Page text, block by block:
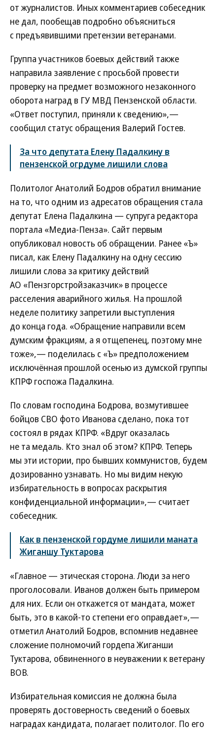
от журналистов. Иных комментариев собеседник
не дал, пообещав подробно объясниться
с предъявившими претензии ветеранами.
Группа участников боевых действий также
направила заявление с просьбой провести
проверку на предмет возможного незаконного
оборота наград в ГУ МВД Пензенской области.
«Ответ поступил, приняли к сведению»,—
сообщил статус обращения Валерий Гостев.
За что депутата Елену Падалкину в
пензенской огрдуме лишили слова
Политолог Анатолий Бодров обратил внимание
на то, что одним из адресатов обращения стала
депутат Елена Падалкина — супруга редактора
портала «Медиа-Пенза». Сайт первым
опубликовал новость об обращении. Ранее «Ъ»
писал, как Елену Падалкину на одну сессию
лишили слова за критику действий
АО «Пензгорстройзаказчик» в процессе
расселения аварийного жилья. На прошлой
неделе политику запретили выступления
до конца года. «Обращение направили всем
думским фракциям, а я отщепенец, поэтому мне
тоже»,— поделилась с «Ъ» предположением
исключённая прошлой осенью из думской группы
КПРФ госпожа Падалкина.
По словам господина Бодрова, возмутившее
бойцов СВО фото Иванова сделано, пока тот
состоял в рядах КПРФ. «Вдруг оказалась
не та медаль. Кто знал об этом? КПРФ. Теперь
мы эти истории, про бывших коммунистов, будем
дозированно узнавать. Но мы видим некую
избирательность в вопросах раскрытия
конфиденциальной информации»,— считает
собеседник.
Как в пензенской гордуме лишили маната
Жиганшу Туктарова
«Главное — этическая сторона. Люди за него
проголосовали. Иванов должен быть примером
для них. Если он откажется от мандата, может
быть, это в какой-то степени его оправдает»,—
отметил Анатолий Бодров, вспомнив недавнее
сложение полномочий гордепа Жиганши
Туктарова, обвиненного в неуважении к ветерану
ВОВ.
Избирательная комиссия не должна была
проверять достоверность сведений о боевых
наградах кандидата, полагает политолог. По его